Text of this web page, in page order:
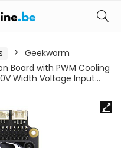
Geekworm
Board with PWM Cooling
Width Voltage Input…